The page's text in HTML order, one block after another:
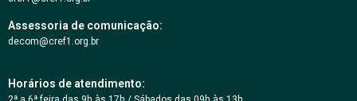
Assessoria de comunicação:
decom@cref1.org.br
Horários de atendimento: